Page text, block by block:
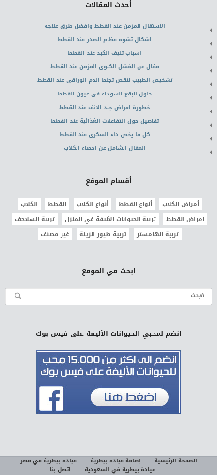
أحدث المقالات
الاسهال المزمن عند القطط وافضل طرق علاجه
اشكال تشوه عظام الصدر عند القطط
اسباب تليف الكبد عند القطط
مقال عن الفشل الكلوى المزمن عند القطط
تشخيص الطبيب لنقص تجلط الدم الوراقى عند القطط
حلول البقع السوداء فى عيون القطط
خطورة امراض جلد الانف عند القطط
تفاصيل حول التفاعلات الغذائية عند القطط
كل ما يخص داء السكرى عند القطط
المقال الشامل عن اخصاء الكلاب
أقسام الموقع
أمراض الكلاب أنواع القطط أنواع الكلاب القطط
الكلاب
امراض القطط
تربية الحيوانات الأليفة في المنزل
تربية السلاحف
تربية الهامستر
تربية طيور الزينة غير مصنف
ابحث في الموقع
انضم لمحبي الحيوانات الأليفة على فيس بوك
الصفحة الرئيسية إضافة عيادة بيطرية
عيادة بيطرية في مصر
عيادة بيطرية في السعودية
اتصل بنا